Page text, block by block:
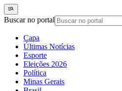
Buscar no portal
Capa
Últimas Notícias
Esporte
Eleições 2026
Política
Minas Gerais